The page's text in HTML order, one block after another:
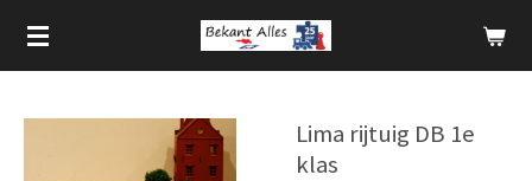
Ga
direct
Lima rijtuig DB 1e
klas